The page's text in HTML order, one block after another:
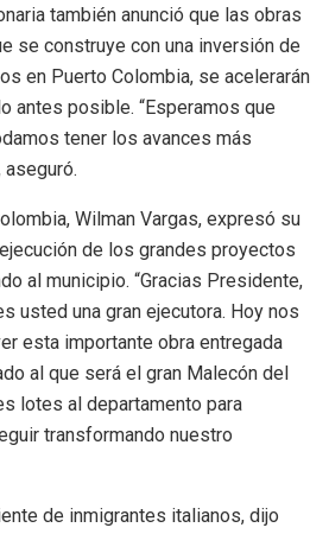
también anunció que las obras
se construye con una inversión de
en Puerto Colombia, se acelerarán
antes posible. “Esperamos que
tener los avances más
aseguró.
Wilman Vargas, expresó su
de los grandes proyectos
al municipio. “Gracias Presidente,
usted una gran ejecutora. Hoy nos
esta importante obra entregada
al que será el gran Malecón del
lotes al departamento para
transformando nuestro
de inmigrantes italianos, dijo